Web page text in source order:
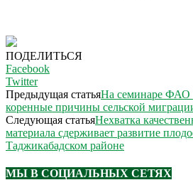
ПОДЕЛИТЬСЯ
Facebook
Twitter
Предыдущая статьяНа семинаре ФАО
коренные причины сельской
Следующая статьяНехватка
материала сдерживает развитие
Таджикабадском районе
МЫ В СОЦИАЛЬНЫХ СЕТЯХ